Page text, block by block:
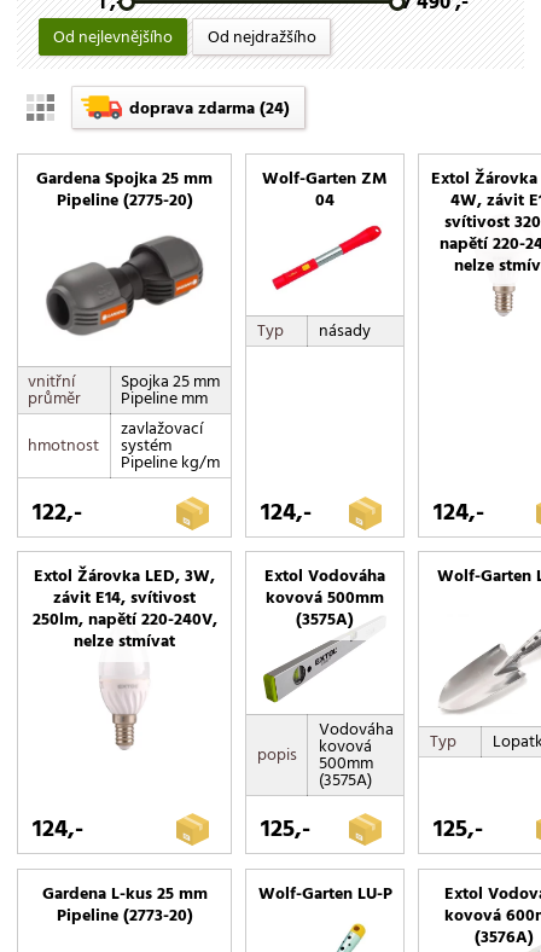
kovadlinkové
kypřiče půdy
Lopatky
malé hrábě
motyčky
na živé ploty
na trávu
na větve
nůžky
násady
osivo na dosev
pilky
podzimní osivo
provzdušňovače
příslušenství
rýče
sada nářadí
secí kotouče
sekáče na led
set pro opravu trávníku
trávníkové hnojivo
UM-M POŘADAČ NÁŘADÍ
vertikutační mix
Od nejlevnějšího Od nejdražšího
doprava zdarma(24)
Gardena Spojka 25 mm
Pipeline (2775-20)
vnitřní
průměr
Spojka 25 mm
Pipeline mm
hmotnost
zavlažovací
systém
Pipeline kg/m
122,-
Wolf-Garten ZM
04
Typ násady
124,-
Extol Žárovka
4W, závit
svítivost
napětí 220-
nelze
124,-
Extol Žárovka LED, 3W,
závit E14, svítivost
250lm, napětí 220-240V,
nelze stmívat
124,-
Extol Vodováha
kovová 500mm
(3575A)
popis
Vodováha
kovová
500mm
(3575A)
125,-
Wolf-Garten
Typ
125,-
Gardena L-kus 25 mm
Pipeline (2773-20)
Wolf-Garten LU-P Extol
kovová
(3576A)